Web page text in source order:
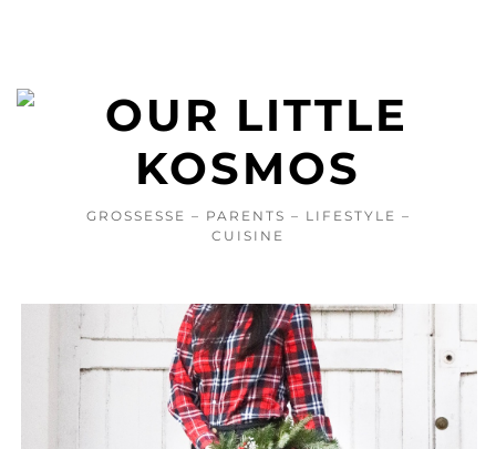
GROSSESSE – PARENTS – LIFESTYLE –
CUISINE